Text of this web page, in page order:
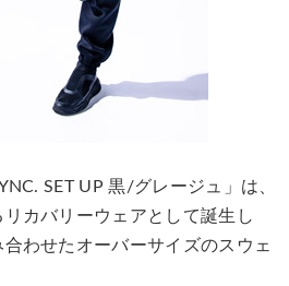
SET UP 黒/グレージュ」は、
カバリーウェアとして誕生し
わせたオーバーサイズのスウェ